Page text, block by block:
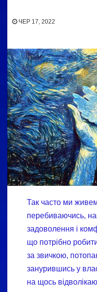
ЧЕР 17, 2022
Так часто ми
перебиваючись,
задоволення і
що потрібно
за звичкою,
занурившись у
на щось